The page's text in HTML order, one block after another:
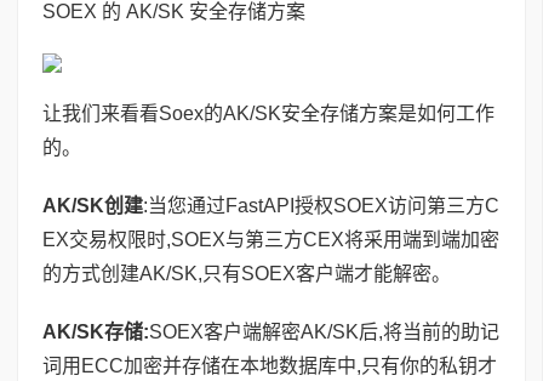
SOEX 的 AK/SK 安全存储方案
让我们来看看Soex的AK/SK安全存储方案是如何工作
的。
AK/SK创建:当您通过FastAPI授权SOEX访问第三方C
EX交易权限时,SOEX与第三方CEX将采用端到端加密
的方式创建AK/SK,只有SOEX客户端才能解密。
AK/SK存储:SOEX客户端解密AK/SK后,将当前的助记
词用ECC加密并存储在本地数据库中,只有你的私钥才